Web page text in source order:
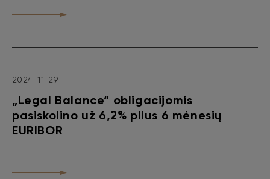
2024-11-29
„Legal Balance“ obligacijomis
pasiskolino už 6,2% plius 6 mėnesių
EURIBOR